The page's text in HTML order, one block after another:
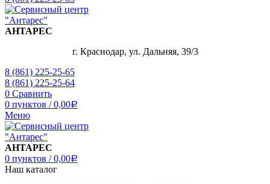
АНТАРЕС
г. Краснодар, ул. Дальняя, 39/3
8 (861) 225-25-65
8 (861) 225-25-64
0 Сравнить
0 пунктов / 0,00Р
Меню
АНТАРЕС
0 пунктов / 0,00Р
Наш каталог